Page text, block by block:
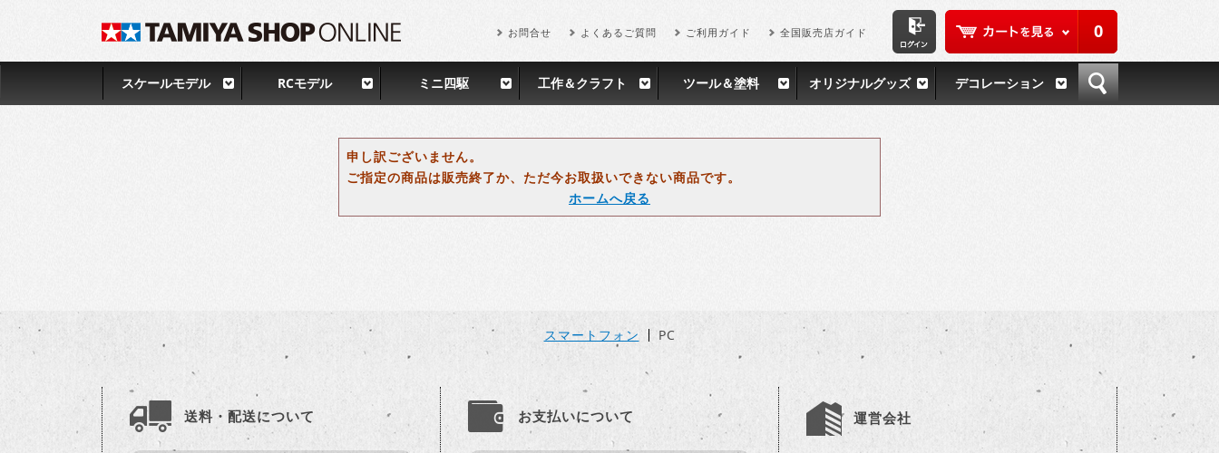
0
お問合せ よくあるご質問 ご利用ガイド 全国販売店ガイド
スケールモデル RCモデル ミニ四駆 工作＆クラフト ツール＆塗料 オリジナルグッズ デコレーション
申し訳ございません。
ご指定の商品は販売終了か、ただ今お取扱いできない商品です。
ホームへ戻る
スマートフォン PC
送料・配送について お支払いについて 運営会社